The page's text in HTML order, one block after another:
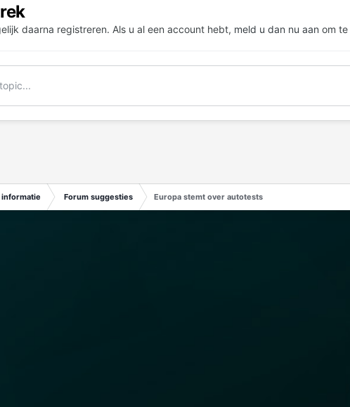
daarna registreren. Als u al een account hebt, meld u dan nu aan om
informatie Forum suggesties Europa stemt over autotests